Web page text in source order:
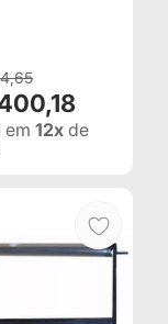
em 12x de